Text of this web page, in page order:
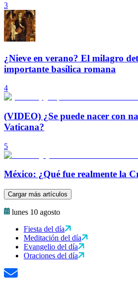
3
¿Nieve en verano? El milagro
importante basílica romana
4
(VIDEO) ¿Se puede nacer con
Vaticana?
5
México: ¿Qué fue realmente la
Cargar más artículos
lunes 10 agosto
Fiesta del día
Meditación del día
Evangelio del día
Oraciones del día